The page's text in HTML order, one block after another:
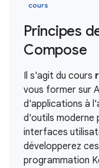
cours
Principes
Compose
Il s'agit du cours
vous former sur
d'applications à
d'outils moderne
interfaces
développerez
programmation